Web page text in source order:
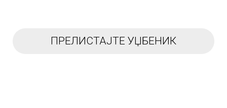
ПРЕЛИСТАЈТЕ УЏБЕНИК